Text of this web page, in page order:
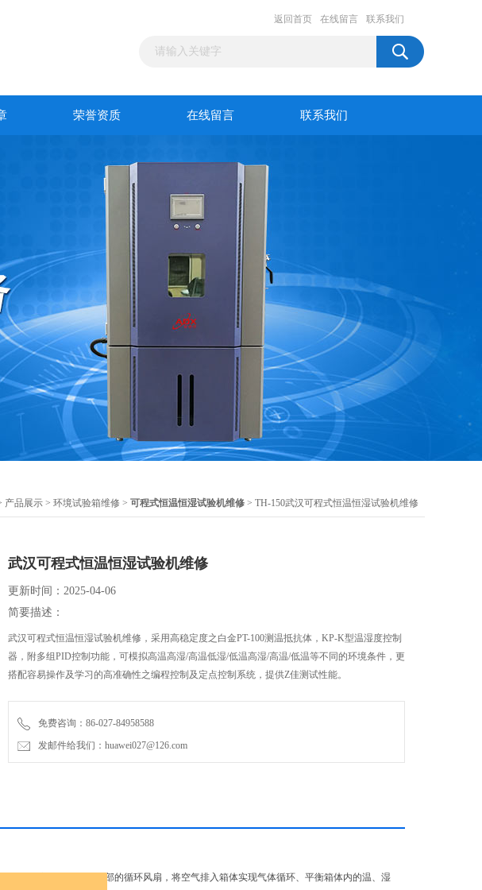
返回首页 在线留言 联系我们
荣誉资质 在线留言 联系我们
产品展示 > 环境试验箱维修 > 可程式恒温恒湿试验机维修 > TH-150武汉可程式恒温恒湿试验机维修
武汉可程式恒温恒湿试验机维修
更新时间：2025-04-06
简要描述：
武汉可程式恒温恒湿试验机维修，采用高稳定度之白金PT-100测温抵抗体，KP-K型温湿度控制
器，附多组PID控制功能，可模拟高温高湿/高温低湿/低温高湿/高温/低温等不同的环境条件，更
搭配容易操作及学习的高准确性之编程控制及定点控制系统，提供Z佳测试性能。
免费咨询：86-027-84958588
发邮件给我们：huawei027@126.com
。通过安装在箱体内顶部的循环风扇，将空气排入箱体实现气体循环、平衡箱体内的温、湿